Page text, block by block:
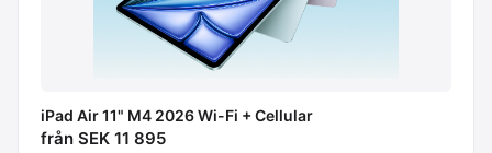
iPad Air 11" M4 2026 Wi-Fi + Cellular
från SEK 11 895